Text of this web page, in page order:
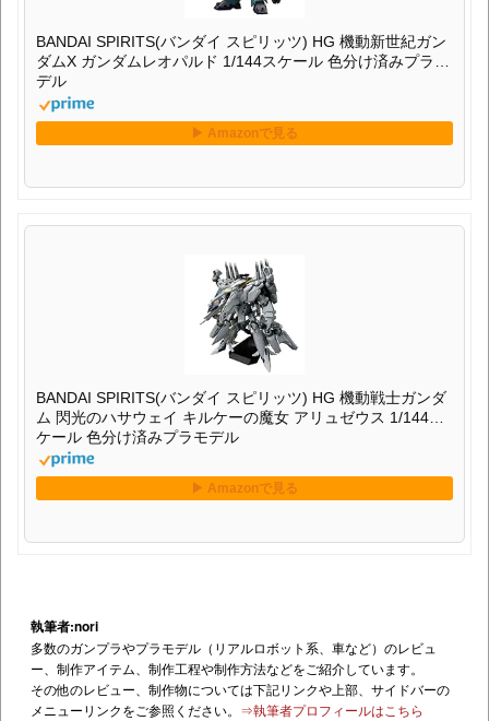
BANDAI SPIRITS(バンダイ スピリッツ) HG 機動新世紀ガン
ダムX ガンダムレオパルド 1/144スケール 色分け済みプラモ
デル
BANDAI SPIRITS(バンダイ スピリッツ) HG 機動戦士ガンダ
ム 閃光のハサウェイ キルケーの魔女 アリュゼウス 1/144ス
ケール 色分け済みプラモデル
執筆者:nori
多数のガンプラやプラモデル（リアルロボット系、車など）のレビュ
ー、制作アイテム、制作工程や制作方法などをご紹介しています。
その他のレビュー、制作物については下記リンクや上部、サイドバーの
メニューリンクをご参照ください。 ⇒執筆者プロフィールはこちら